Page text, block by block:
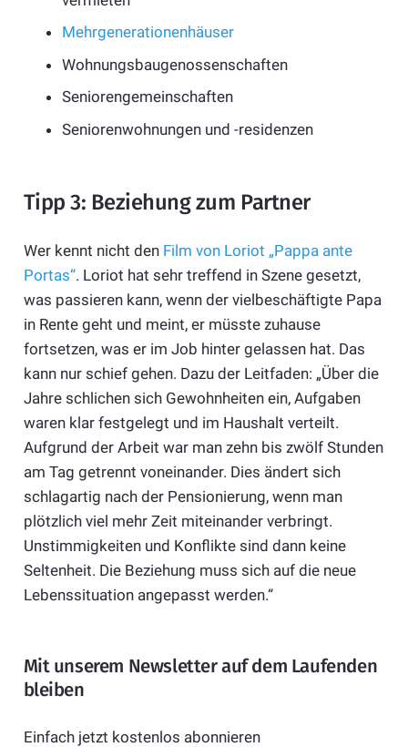
Mehrgenerationenhäuser
Wohnungsbaugenossenschaften
Seniorengemeinschaften
Seniorenwohnungen und -residenzen
Tipp 3: Beziehung zum Partner
Wer kennt nicht den Film von Loriot „Pappa ante
Portas“. Loriot hat sehr treffend in Szene gesetzt,
was passieren kann, wenn der vielbeschäftigte Papa
in Rente geht und meint, er müsste zuhause
fortsetzen, was er im Job hinter gelassen hat. Das
kann nur schief gehen. Dazu der Leitfaden: „Über die
Jahre schlichen sich Gewohnheiten ein, Aufgaben
waren klar festgelegt und im Haushalt verteilt.
Aufgrund der Arbeit war man zehn bis zwölf Stunden
am Tag getrennt voneinander. Dies ändert sich
schlagartig nach der Pensionierung, wenn man
plötzlich viel mehr Zeit miteinander verbringt.
Unstimmigkeiten und Konflikte sind dann keine
Seltenheit. Die Beziehung muss sich auf die neue
Lebenssituation angepasst werden.“
Mit unserem Newsletter auf dem Laufenden
bleiben
Einfach jetzt kostenlos abonnieren